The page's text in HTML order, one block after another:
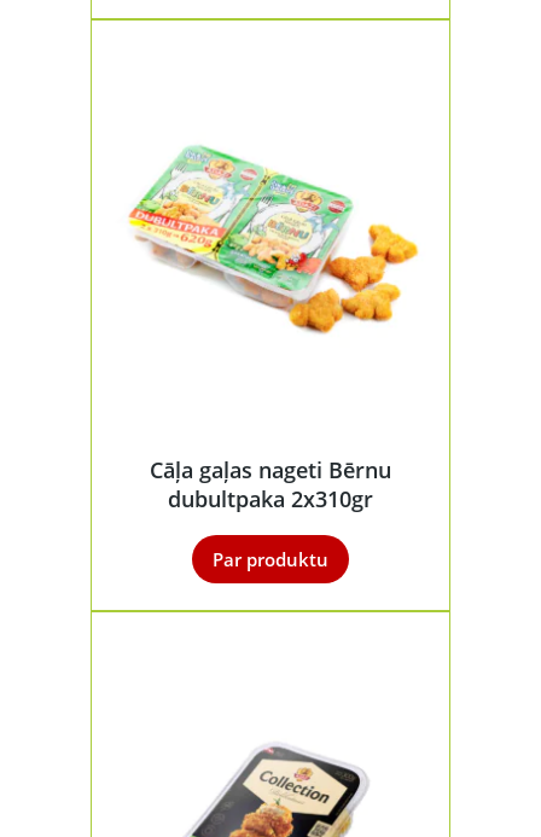
Cāļa gaļas nageti Bērnu
dubultpaka 2x310gr
Par produktu